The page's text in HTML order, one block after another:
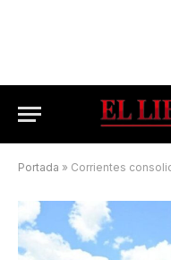
Portada » Corrientes consolida su